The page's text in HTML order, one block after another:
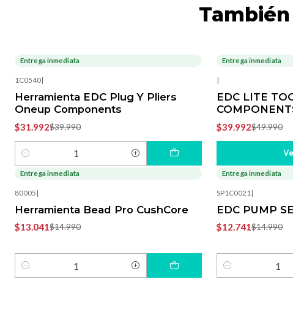
-20%
Entrega inmediata
1C0540|
Herramienta EDC Plug Y Pliers
Oneup Components
$31.992$39.990
Cantidad
-20%
Entrega inmediata
|
EDC LITE
$39.992$49.990
-13%
Entrega inmediata
80005 |
Herramienta Bead Pro CushCore
$13.041$14.990
Cantidad
-15%
Entrega inmediata
SP1C0021 |
EDC PUMP
$12.741$14.990
Cantidad